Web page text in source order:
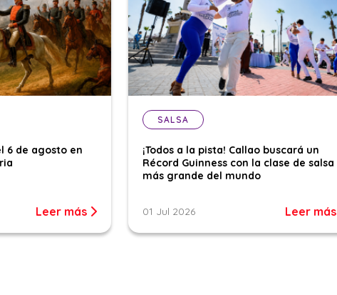
6 de agosto en
Leer más
SALSA
¡Todos a la pista! Callao buscará un
Récord Guinness con la clase de salsa
más grande del mundo
01 Jul 2026 Leer más